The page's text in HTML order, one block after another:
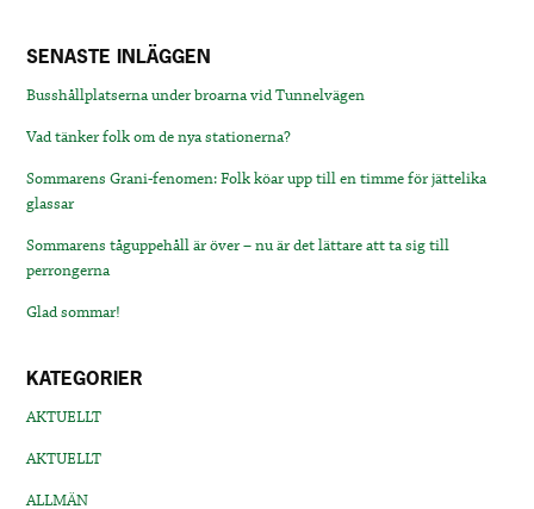
SENASTE INLÄGGEN
Busshållplatserna under broarna vid Tunnelvägen
Vad tänker folk om de nya stationerna?
Sommarens Grani-fenomen: Folk köar upp till en timme för jättelika
glassar
Sommarens tåguppehåll är över – nu är det lättare att ta sig till
perrongerna
Glad sommar!
KATEGORIER
AKTUELLT
AKTUELLT
ALLMÄN